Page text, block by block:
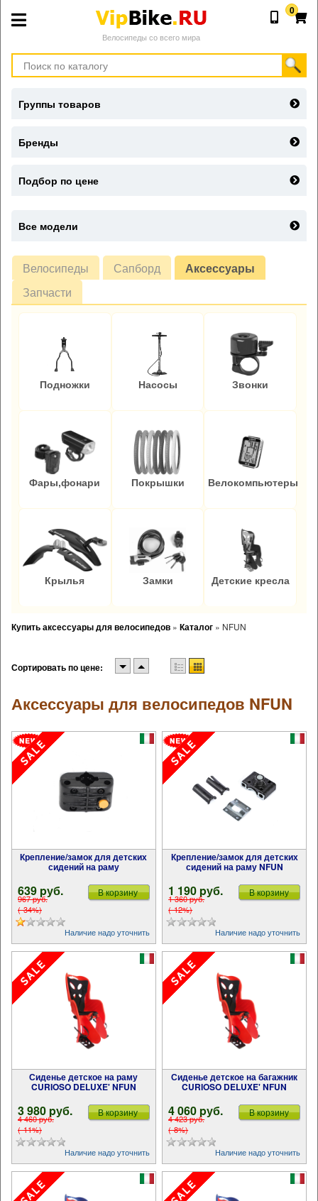
Велосипеды со всего мира
0
Велосипеды Сапборд
Аксессуары
Запчасти
Подножки Насосы Звонки
Фары,фонари Покрышки Велокомпьютеры
Крылья Замки Детские кресла
Купить аксессуары для велосипедов » Каталог » NFUN
Сортировать по цене:
Аксессуары для велосипедов NFUN
Крепление/замок для детских
сидений на раму
639 pуб.
967 pуб.
(-34%)
В корзину
Наличие надо уточнить
Крепление/замок для детских
сидений на раму NFUN
1 190 pуб.
1 360 pуб.
(-12%)
В корзину
Наличие надо уточнить
Сиденье детское на раму
CURIOSO DELUXE' NFUN
3 980 pуб.
4 460 pуб.
(-11%)
В корзину
Наличие надо уточнить
Сиденье детское на багажник
CURIOSO DELUXE' NFUN
4 060 pуб.
4 423 pуб.
(-8%)
В корзину
Наличие надо уточнить
Группы товаров
Бренды
Подбор по цене
Все модели